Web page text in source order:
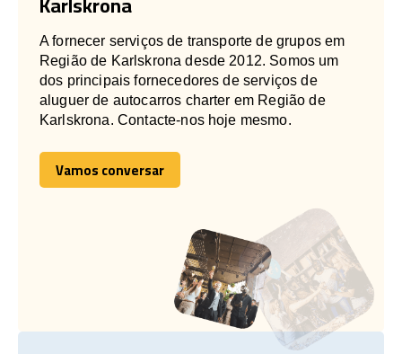
A fornecer serviços de transporte de grupos em
Região de Karlskrona desde 2012. Somos um
dos principais fornecedores de serviços de
aluguer de autocarros charter em Região de
Karlskrona. Contacte-nos hoje mesmo.
Vamos conversar
Vamos conversar